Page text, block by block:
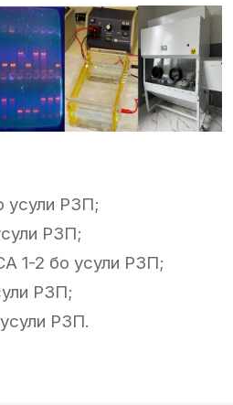
усули РЗП;
РЗП;
1-2 бо усули РЗП;
РЗП;
усули РЗП.